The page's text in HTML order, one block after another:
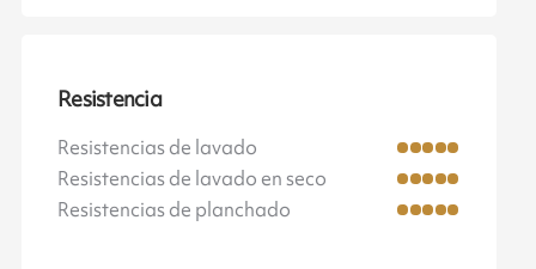
Resistencia
Resistencias de lavado
Resistencias de lavado en seco
Resistencias de planchado